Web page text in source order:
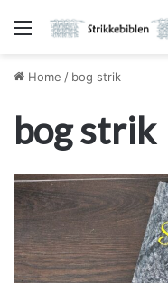
Menu
Home / bog strik
bog strik